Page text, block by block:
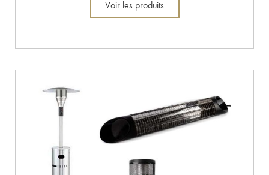
Voir les produits